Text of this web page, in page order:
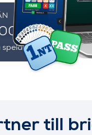
spelare
till